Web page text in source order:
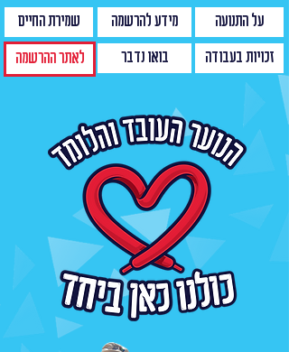
על התנועה
בואו נדבר
לאתר ההרשמה זכויות בעבודה
שמירת החיים מידע להרשמה